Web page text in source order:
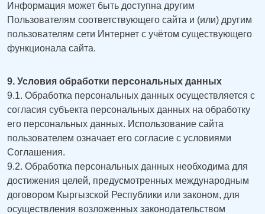
Информация может быть доступна другим
Пользователям соответствующего сайта и (или) другим
пользователям сети Интернет с учётом существующего
функционала сайта.
9. Условия обработки персональных данных
9.1. Обработка персональных данных осуществляется с
согласия субъекта персональных данных на обработку
его персональных данных. Использование сайта
пользователем означает его согласие с условиями
Соглашения.
9.2. Обработка персональных данных необходима для
достижения целей, предусмотренных международным
договором Кыргызской Республики или законом, для
осуществления возложенных законодательством